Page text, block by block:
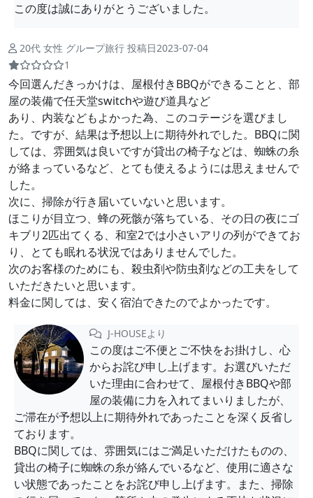
この度は誠にありがとうございました。
20代 女性 グループ旅行 投稿日2023-07-04
1
今回選んだきっかけは、屋根付きBBQができることと、部
屋の装備で任天堂switchや遊び道具など
あり、内装などもよかった為、このコテージを選びまし
た。ですが、結果は予想以上に期待外れでした。BBQに関
しては、雰囲気は良いですが貸出の椅子などは、蜘蛛の糸
が絡まっているなど、とても使えるようには思えませんで
した。
次に、掃除が行き届いていないと思います。
ほこりが目立つ、蜂の死骸が落ちている、その日の夜にゴ
キブリ2匹出てくる、和室2では小さいアリの列ができてお
り、とても眠れる状況ではありませんでした。
次のお客様のためにも、殺虫剤や防虫剤などの工夫をして
いただきたいと思います。
料金に関しては、安く宿泊できたのでよかったです。
J-HOUSEより
この度はご不便とご不快をお掛けし、心
からお詫び申し上げます。お選びいただ
いた理由に合わせて、屋根付きBBQや部
屋の装備に力を入れてまいりましたが、
ご滞在が予想以上に期待外れであったことを深く反省し
ております。
BBQに関しては、雰囲気にはご満足いただけたものの、
貸出の椅子に蜘蛛の糸が絡んでいるなど、使用に適さな
い状態であったことをお詫び申し上げます。また、掃除